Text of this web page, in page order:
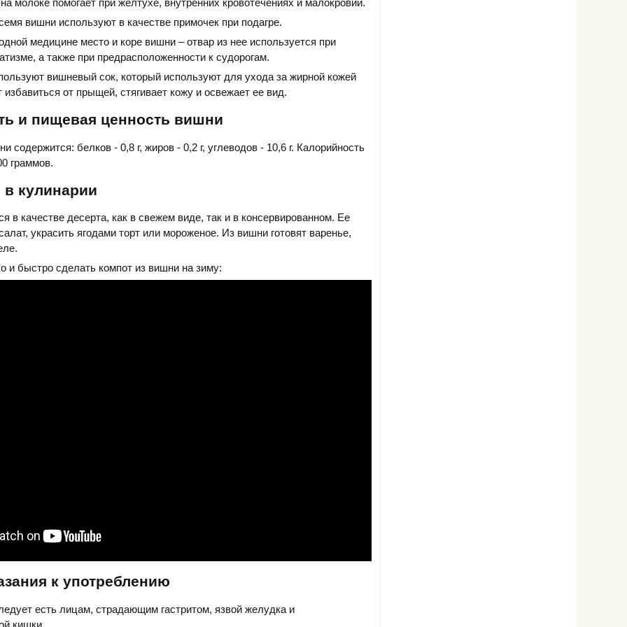
вишни используют в качестве примочек при подагре.
медицине место и коре вишни – отвар из нее используется при
а также при предрасположенности к судорогам.
вишневый сок, который используют для ухода за жирной кожей
избавиться от прыщей, стягивает кожу и освежает ее вид.
и пищевая ценность вишни
содержится: белков - 0,8 г, жиров - 0,2 г, углеводов - 10,6 г. Калорийность
граммов.
кулинарии
в качестве десерта, как в свежем виде, так и в консервированном. Ее
украсить ягодами торт или мороженое. Из вишни готовят варенье,
и быстро сделать компот из вишни на зиму:
к употреблению
есть лицам, страдающим гастритом, язвой желудка и
кишки.